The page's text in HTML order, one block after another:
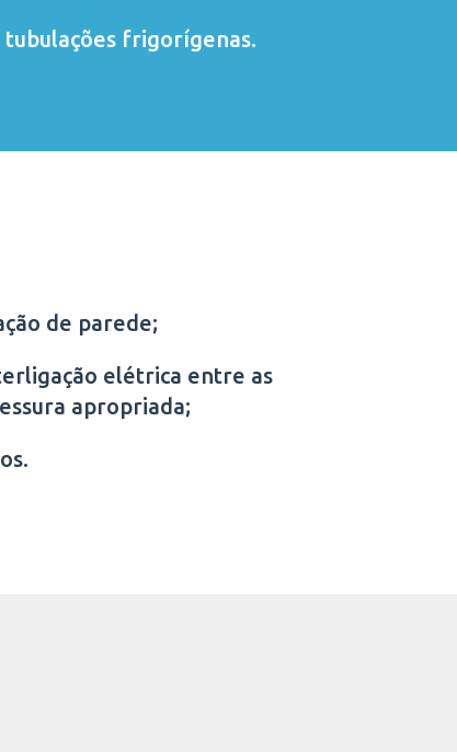
frigorígenas.
de parede;
elétrica entre as
apropriada;